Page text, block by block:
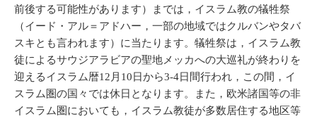
前後する可能性があります）までは，イスラム教の犠牲祭
（イード・アル＝アドハー，一部の地域ではクルバンやタバ
スキとも言われます）に当たります。犠牲祭は，イスラム教
徒によるサウジアラビアの聖地メッカへの大巡礼が終わりを
迎えるイスラム暦12月10日から3-4日間行われ，この間，イ
スラム圏の国々では休日となります。また，欧米諸国等の非
イスラム圏においても，イスラム教徒が多数居住する地区等